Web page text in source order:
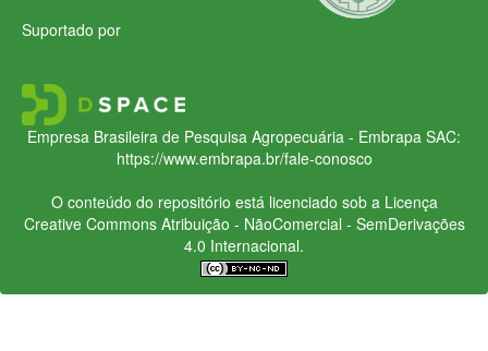
Suportado por
Empresa Brasileira de Pesquisa Agropecuária - Embrapa SAC:
https://www.embrapa.br/fale-conosco
O conteúdo do repositório está licenciado sob a Licença
Creative CommonsAtribuição - NãoComercial - SemDerivações
4.0 Internacional.